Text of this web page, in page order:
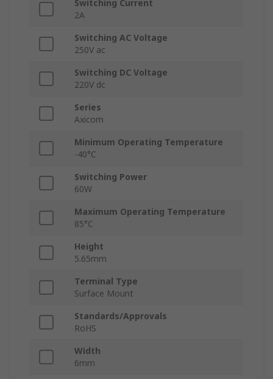
Switching Current
2A
Switching AC Voltage
250V ac
Switching DC Voltage
220V dc
Series
Axicom
Minimum Operating Temperature
-40°C
Switching Power
60W
Maximum Operating Temperature
85°C
Height
5.65mm
Terminal Type
Surface Mount
Standards/Approvals
RoHS
Width
6mm